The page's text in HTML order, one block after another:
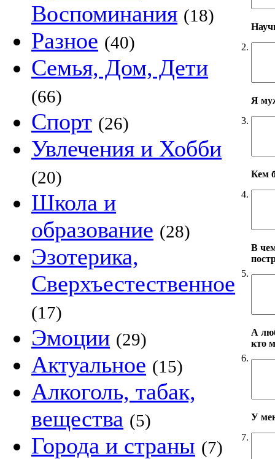
Воспоминания (18)
Разное (40)
Семья, Дом, Дети
(66)
Спорт (26)
Увлечения и Хобби
(20)
Школа и
образование (28)
Эзотерика,
Сверхъестественное
(17)
Эмоции (29)
Актуальное (15)
Алкоголь, табак,
вещества (5)
Города и страны (7)
2.
3.
Я
4.
Кем
5.
В
6.
А
кто
7.
У